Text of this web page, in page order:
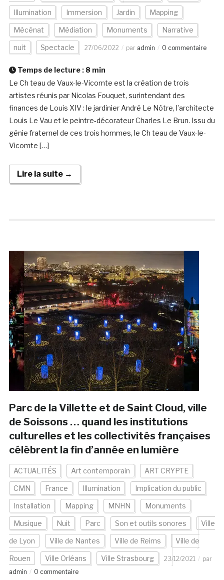
Illumination Immersion Jardin Mapping
Mécénat Médiation Monuments Narrative
nuit Spectacle 27/06/2022 par admin 0 commentaire
Temps de lecture : 8 min
Le Ch teau de Vaux-le-Vicomte est la création de trois
artistes réunis par Nicolas Fouquet, surintendant des
finances de Louis XIV : le jardinier André Le Nôtre, l’architecte
Louis Le Vau et le peintre-décorateur Charles Le Brun. Issu du
génie fraternel de ces trois hommes, le Ch teau de Vaux-le-
Vicomte […]
Lire la suite →
Parc de la Villette et de Saint Cloud, ville
de Soissons … quand les institutions
culturelles et les collectivités françaises
célèbrent la fin d’année en lumière
ACTUALITÉS Art contemporain ART CRYPTE
CMN France Illumination Implication du public
Installation Mapping MNHN Monuments
Musique Nuit Parc Son et outils sonores Ville
de Lyon Ville de Nantes Ville de Reims Ville de
Rouen Ville Orléans Ville Strasbourg 23/12/2021
par
admin
0 commentaire